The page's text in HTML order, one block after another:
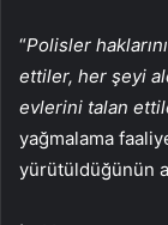
“Polisler
ettiler, her şeyi
evlerini talan
yağmalama
yürütüldüğünün